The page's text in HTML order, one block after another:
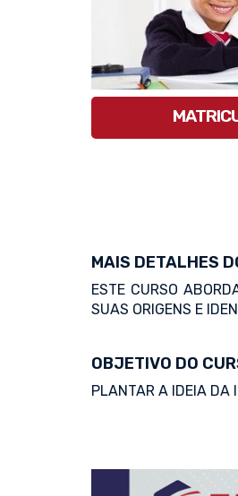
MAIS DETALHES
ESTE CURSO
SUAS ORIGENS E
OBJETIVO DO
PLANTAR A IDEIA DA